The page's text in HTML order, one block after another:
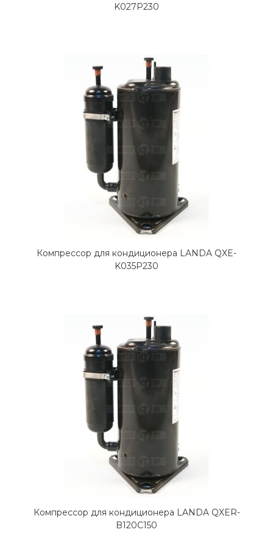
K027P230
Компрессор для кондиционера LANDA QXE-
K035P230
Компрессор для кондиционера LANDA QXER-
B120C150